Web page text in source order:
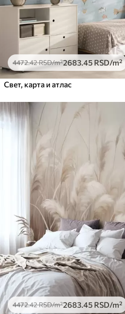
4472.42RSD/m²2683 .45 RSD/m²
Свет, карта и атлас
4472.42RSD/m²2683 .45 RSD/m²